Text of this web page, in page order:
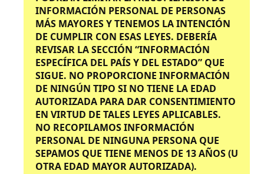
INFORMACIÓN PERSONAL DE PERSONAS
MÁS MAYORES Y TENEMOS LA INTENCIÓN
DE CUMPLIR CON ESAS LEYES. DEBERÍA
REVISAR LA SECCIÓN “INFORMACIÓN
ESPECÍFICA DEL PAÍS Y DEL ESTADO” QUE
SIGUE. NO PROPORCIONE INFORMACIÓN
DE NINGÚN TIPO SI NO TIENE LA EDAD
AUTORIZADA PARA DAR CONSENTIMIENTO
EN VIRTUD DE TALES LEYES APLICABLES.
NO RECOPILAMOS INFORMACIÓN
PERSONAL DE NINGUNA PERSONA QUE
SEPAMOS QUE TIENE MENOS DE 13 AÑOS (U
OTRA EDAD MAYOR AUTORIZADA).